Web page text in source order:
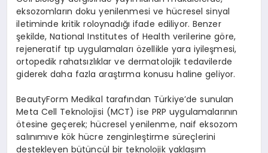
eksozomların doku yenilenmesi ve hücresel sinyal
iletiminde kritik roloynadığı ifade ediliyor. Benzer
şekilde, National Institutes of Health verilerine göre,
rejeneratif tıp uygulamaları özellikle yara iyileşmesi,
ortopedik rahatsızlıklar ve dermatolojik tedavilerde
giderek daha fazla araştırma konusu haline geliyor.
BeautyForm Medikal tarafından Türkiye’de sunulan
Meta Cell Teknolojisi (MCT) ise PRP uygulamalarının
ötesine geçerek; hücresel yenilenme, naif eksozom
salınımıve kök hücre zenginleştirme süreçlerini
destekleyen bütüncül bir teknolojik yaklaşım